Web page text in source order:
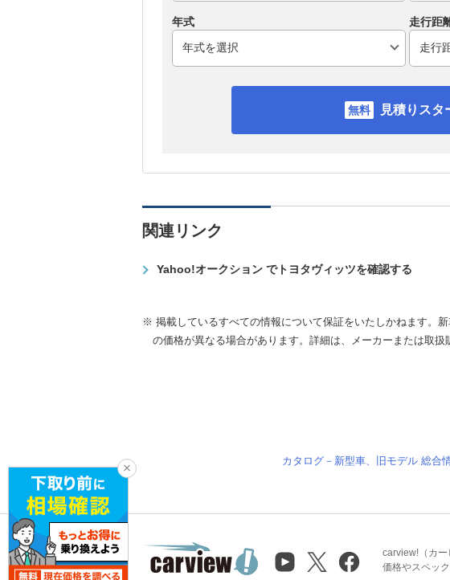
年式 走行距
見積りスタ
関連リンク
Yahoo!オークション でトヨタヴィッツを確認する
※ 掲載しているすべての情報について保証をいたしかねます。
の価格が異なる場合があります。詳細は、メーカーまたは取扱
カタログ－新型車、旧モデル 総合
carview!（カー
価格やスペッ